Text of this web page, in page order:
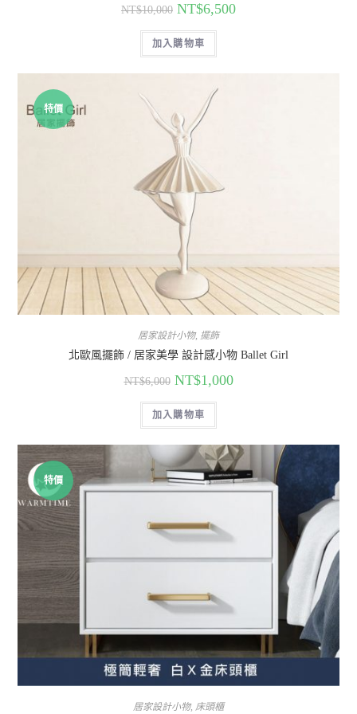
NT$10,000 NT$6,500
加入購物車
特價
居家設計小物, 擺飾
北歐風擺飾 / 居家美學 設計感小物 Ballet Girl
NT$6,000 NT$1,000
加入購物車
特價
居家設計小物, 床頭櫃